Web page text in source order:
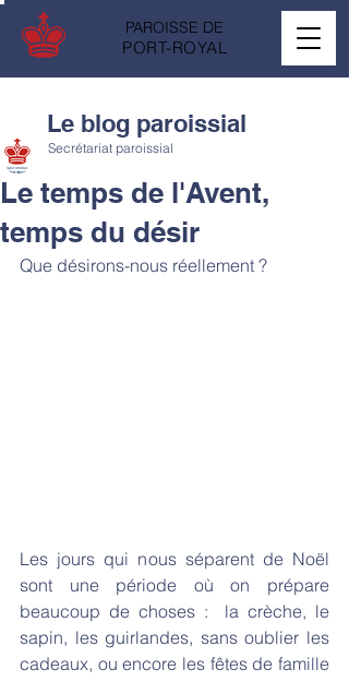
PAROISSE DE
PORT-ROYAL
Le temps de l'Avent,
temps du désir
Secrétariat paroissial
Que désirons-nous réellement ?
Les jours qui nous séparent de Noël
sont une période où on prépare
beaucoup de choses :  la crèche, le
sapin, les guirlandes, sans oublier les
cadeaux, ou encore les fêtes de famille
Le blog paroissial